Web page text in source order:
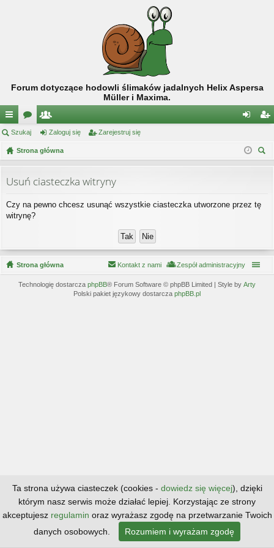
Forum dotyczące hodowli ślimaków jadalnych Helix Aspersa
Müller i Maxima.
ię
ce
…
or
a
ży
tk
w
ni
og
ę
ej
Szukaj Zaloguj się Zarejestruj się
Strona główna
Usuń ciasteczka witryny
Czy na pewno chcesz usunąć wszystkie ciasteczka utworzone przez tę
witrynę?
Strona główna Zespół administracyjny
Kontakt z nami
Technologię dostarcza phpBB® Forum Software © phpBB Limited | Style by Arty
Polski pakiet językowy dostarcza phpBB.pl
Ta strona używa ciasteczek (cookies - dowiedz się więcej), dzięki
którym nasz serwis może działać lepiej. Korzystając ze strony
akceptujesz regulamin oraz wyrażasz zgodę na przetwarzanie Twoich
danych osobowych.
Rozumiem i wyrażam zgodę